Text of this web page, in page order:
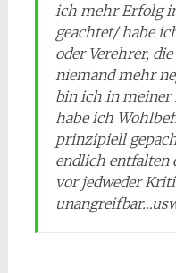
ich mehr Erfolg
geachtet/ habe
oder Verehrer,
niemand mehr
bin ich in meiner
habe ich
prinzipiell
endlich entfalten
vor jedweder